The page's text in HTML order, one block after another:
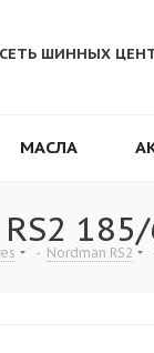
СЕТЬ ШИННЫХ
МАСЛА
185/
- Nordman RS2